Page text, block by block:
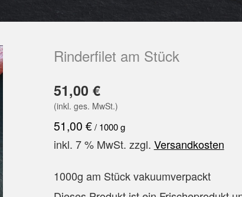
Rinderfilet am Stück
51,00 €
(inkl. ges. MwSt.)
51,00 €/ 1000 g
inkl. 7 % MwSt. zzgl. Versandkosten
1000g am Stück vakuumverpackt